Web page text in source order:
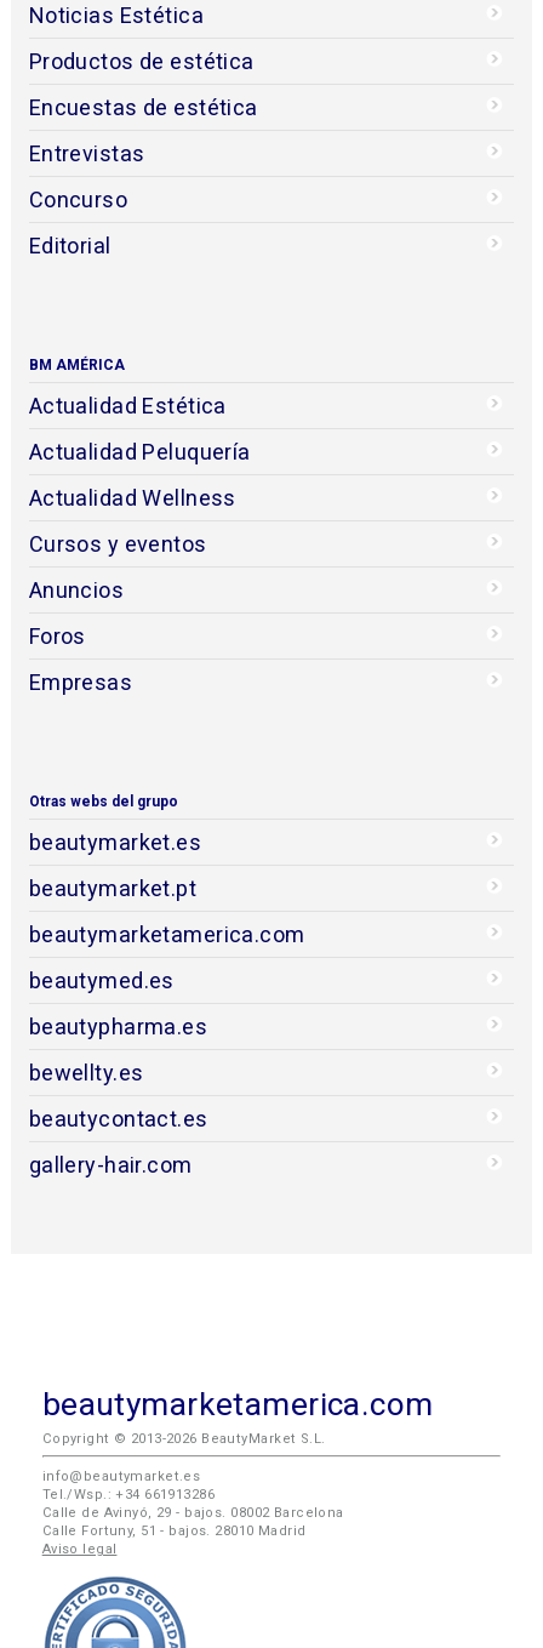
Noticias Estética
Productos de estética
Encuestas de estética
Entrevistas
Concurso
Editorial
BM AMÉRICA
Actualidad Estética
Actualidad Peluquería
Actualidad Wellness
Cursos y eventos
Anuncios
Foros
Empresas
Otras webs del grupo
beautymarket.es
beautymarket.pt
beautymarketamerica.com
beautymed.es
beautypharma.es
bewellty.es
beautycontact.es
gallery-hair.com
beautymarketamerica.com
Copyright © 2013-2026 BeautyMarket S.L.
info@beautymarket.es
Tel./Wsp.: +34 661913286
Calle de Avinyó, 29 - bajos. 08002 Barcelona
Calle Fortuny, 51 - bajos. 28010 Madrid
Aviso legal